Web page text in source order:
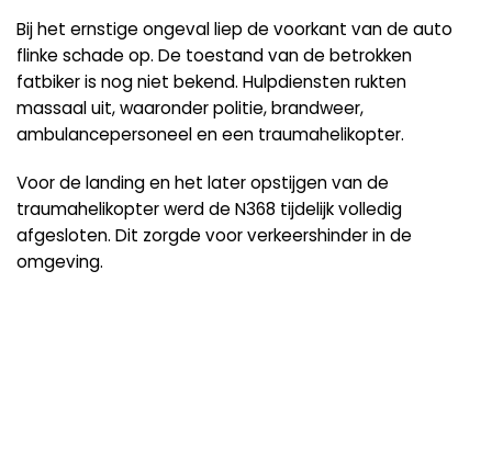
Bij het ernstige ongeval liep de voorkant van de auto
flinke schade op. De toestand van de betrokken
fatbiker is nog niet bekend. Hulpdiensten rukten
massaal uit, waaronder politie, brandweer,
ambulancepersoneel en een traumahelikopter.
Voor de landing en het later opstijgen van de
traumahelikopter werd de N368 tijdelijk volledig
afgesloten. Dit zorgde voor verkeershinder in de
omgeving.